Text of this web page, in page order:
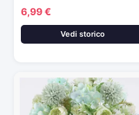
6,99 €
Vedi storico